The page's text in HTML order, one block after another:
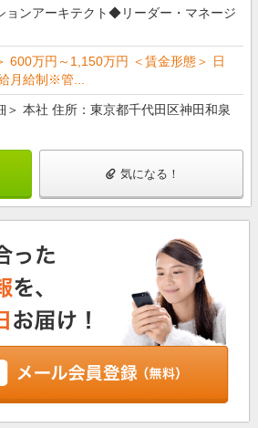
ョンアーキテクト◆リーダー・マネージ
600万円～1,150万円 ＜賃金形態＞ 日
月給制※管...
＞ 本社 住所：東京都千代田区神田和泉
気になる！